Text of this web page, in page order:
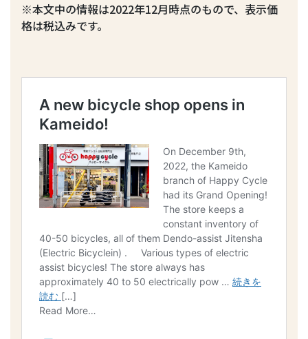
※本文中の情報は2022年12月時点のもので、表示価
格は税込みです。